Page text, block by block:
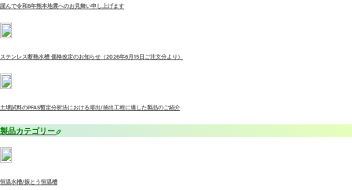
謹んで令和8年熊本地震へのお見舞い申し上げます
ステンレス断熱水槽 価格改定のお知らせ（2026年6月15日ご注文分より）
土壌試料のPFAS暫定分析法における溶出/抽出工程に適した製品のご紹介
製品カテゴリー
恒温水槽/振とう恒温槽